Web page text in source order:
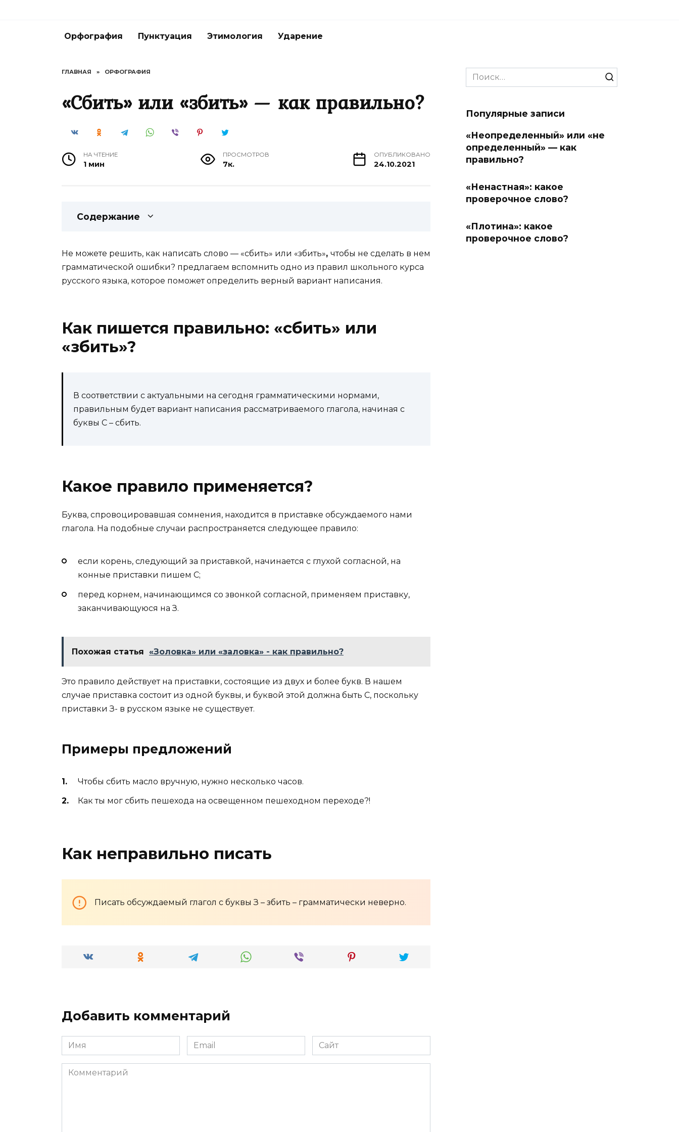
Орфография Пунктуация Этимология Ударение
ГЛАВНАЯ » ОРФОГРАФИЯ
«Сбить» или «збить» — как правильно?
НА ЧТЕНИЕ
1 мин
ПРОСМОТРОВ
7к.
ОПУБЛИКОВАНО
24.10.2021
Содержание
Не можете решить, как написать слово — «сбить» или «збить», чтобы не сделать в нем
грамматической ошибки? предлагаем вспомнить одно из правил школьного курса
русского языка, которое поможет определить верный вариант написания.
Как пишется правильно: «сбить» или
«збить»?
В соответствии с актуальными на сегодня грамматическими нормами,
правильным будет вариант написания рассматриваемого глагола, начиная с
буквы С – сбить.
Какое правило применяется?
Буква, спровоцировавшая сомнения, находится в приставке обсуждаемого нами
глагола. На подобные случаи распространяется следующее правило:
если корень, следующий за приставкой, начинается с глухой согласной, на
конные приставки пишем С;
перед корнем, начинающимся со звонкой согласной, применяем приставку,
заканчивающуюся на З.
Похожая статья «Золовка» или «заловка» - как правильно?
Это правило действует на приставки, состоящие из двух и более букв. В нашем
случае приставка состоит из одной буквы, и буквой этой должна быть С, поскольку
приставки З- в русском языке не существует.
Примеры предложений
Чтобы сбить масло вручную, нужно несколько часов.
Как ты мог сбить пешехода на освещенном пешеходном переходе?!
Как неправильно писать
Писать обсуждаемый глагол с буквы З – збить – грамматически неверно.
Добавить комментарий
Имя
*
Email
*
Сайт
Комментарий
Search
for:
Популярные записи
«Неопределенный» или «не
определенный» — как
правильно?
«Ненастная»: какое
проверочное слово?
«Плотина»: какое
проверочное слово?